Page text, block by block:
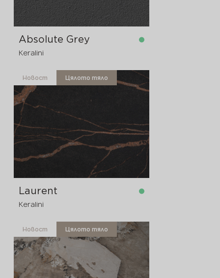
Absolute Grey
Keralini
3200x1600x12 мм
Новост Цялото тяло
Laurent
Keralini
3200x1600x20 мм в наличност
Новост Цялото тяло